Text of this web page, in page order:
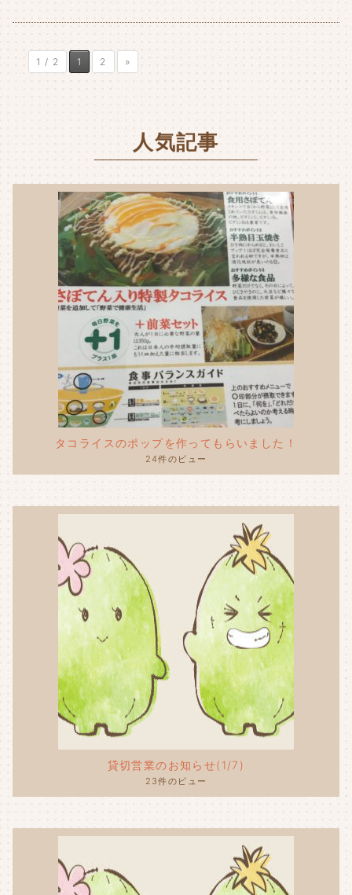
1 / 2 1 2 »
人気記事
タコライスのポップを作ってもらいました！
24件のビュー
貸切営業のお知らせ(1/7)
23件のビュー